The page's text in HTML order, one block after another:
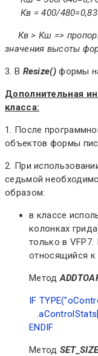
Кв = 400/
Кв > Кш =>
значения высоты
3. В Resize()формы
Дополнительная
класса:
1. После
объектов формы
2. При
седьмой
образом:
в классе
колонках
только в
относящийся к
Метод
IF
ENDIF
Метод